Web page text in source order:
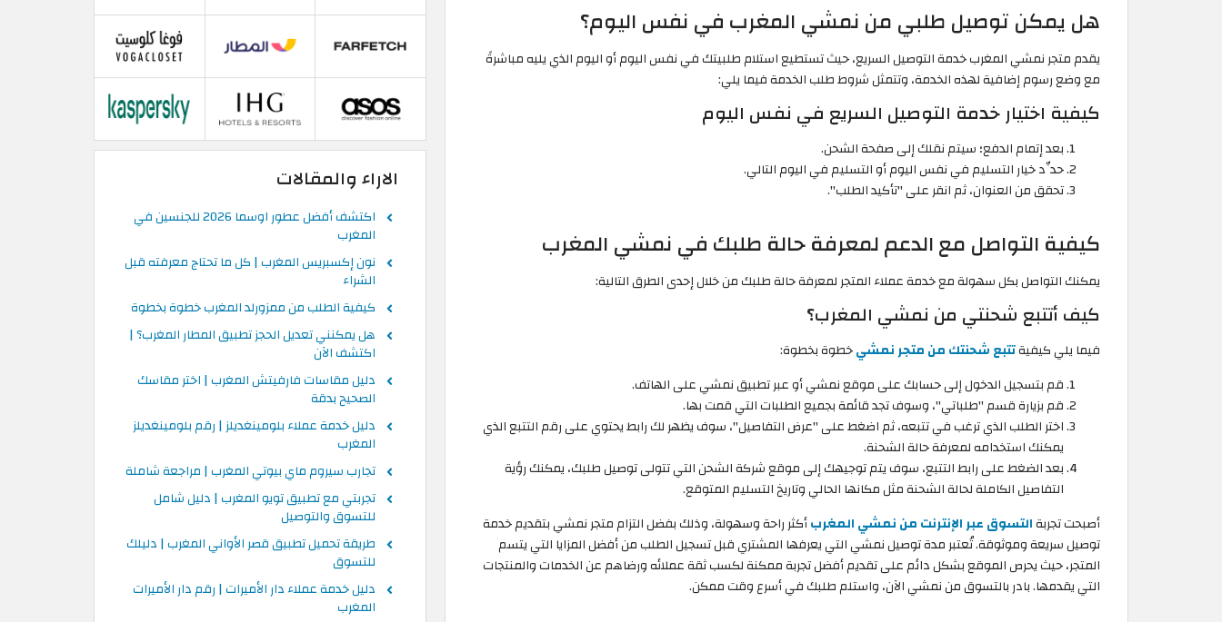
هل يمكن توصيل طلبي من نمشي المغرب في نفس اليوم؟
يقدم متجر نمشي المغرب خدمة التوصيل السريع، حيث تستطيع استلام طلبيتك في نفس اليوم أو اليوم الذي يليه مباشرةً
مع وضع رسوم إضافية لهذه الخدمة، وتتمثل شروط طلب الخدمة فيما يلي:
كيفية اختيار خدمة التوصيل السريع في نفس اليوم
بعد إتمام الدفع؛ سيتم نقلك إلى صفحة الشحن.
حدِّد خيار التسليم في نفس اليوم أو التسليم في اليوم التالي.
تحقق من العنوان، ثم انقر على "تأكيد الطلب".
كيفية التواصل مع الدعم لمعرفة حالة طلبك في نمشي المغرب
يمكنك التواصل بكل سهولة مع خدمة عملاء المتجر لمعرفة حالة طلبك من خلال إحدى الطرق التالية:
كيف أتتبع شحنتي من نمشي المغرب؟
فيما يلي كيفيةتتبع شحنتك من متجر نمشيخطوة بخطوة:
قم بتسجيل الدخول إلى حسابك على موقع نمشي أو عبر تطبيق نمشي على الهاتف.
قم بزيارة قسم "طلباتي"، وسوف تجد قائمة بجميع الطلبات التي قمت بها.
اختر الطلب الذي ترغب في تتبعه، ثم اضغط على "عرض التفاصيل"، سوف يظهر لك رابط يحتوي على رقم التتبع الذي
يمكنك استخدامه لمعرفة حالة الشحنة.
بعد الضغط على رابط التتبع، سوف يتم توجيهك إلى موقع شركة الشحن التي تتولى توصيل طلبك، يمكنك رؤية
التفاصيل الكاملة لحالة الشحنة مثل مكانها الحالي وتاريخ التسليم المتوقع.
أصبحت تجربةالتسوق عبر الإنترنت من نمشي المغربأكثر راحة وسهولة، وذلك بفضل التزام متجر نمشي بتقديم خدمة
توصيل سريعة وموثوقة. تُعتبر مدة توصيل نمشي التي يعرفها المشتري قبل تسجيل الطلب من أفضل المزايا التي يتسم
المتجر، حيث يحرص الموقع بشكل دائم على تقديم أفضل تجربة ممكنة لكسب ثقة عملائه ورضاهم عن الخدمات والمنتجات
التي يقدمها. بادر بالتسوق من نمشي الآن، واستلم طلبك في أسرع وقت ممكن.
الاراء والمقالات
اكتشف أفضل عطور اوسما 2026 للجنسين في
المغرب
نون إكسبريس المغرب | كل ما تحتاج معرفته قبل
الشراء
كيفية الطلب من ممزورلد المغرب خطوة بخطوة
هل يمكنني تعديل الحجز تطبيق المطار المغرب؟ |
اكتشف الآن
دليل مقاسات فارفيتش المغرب | اختر مقاسك
الصحيح بدقة
دليل خدمة عملاء بلومينغديلز | رقم بلومينغديلز
المغرب
تجارب سيروم ماي بيوتي المغرب | مراجعة شاملة
تجربتي مع تطبيق تويو المغرب | دليل شامل
للتسوق والتوصيل
طريقة تحميل تطبيق قصر الأواني المغرب | دليلك
للتسوق
دليل خدمة عملاء دار الأميرات | رقم دار الأميرات
المغرب